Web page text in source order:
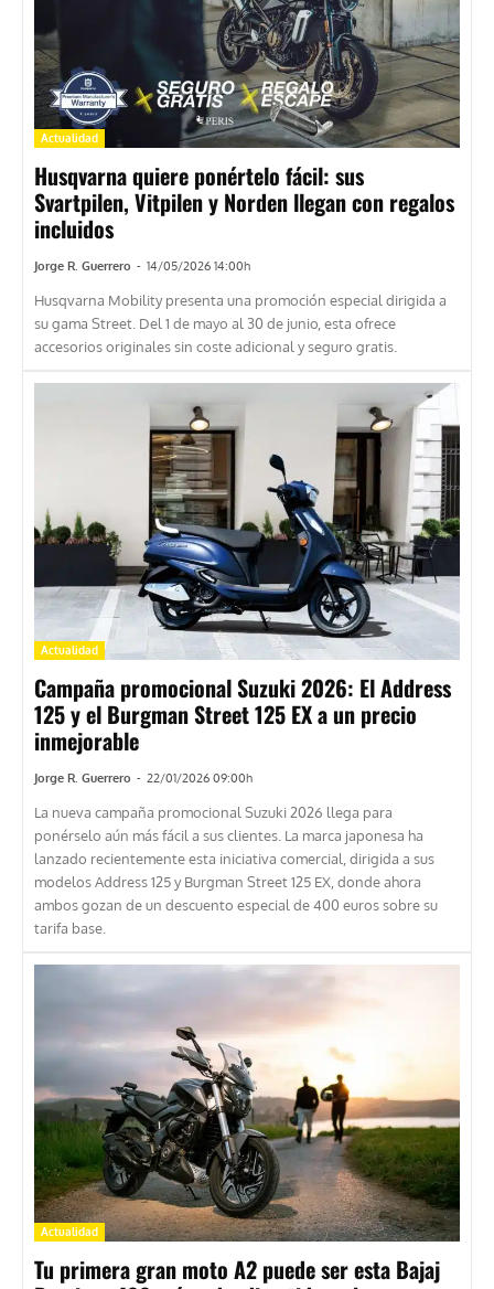
Actualidad
Husqvarna quiere ponértelo fácil: sus
Svartpilen, Vitpilen y Norden llegan con regalos
incluidos
Jorge R. Guerrero - 14/05/2026 14:00h
Husqvarna Mobility presenta una promoción especial dirigida a
su gama Street. Del 1 de mayo al 30 de junio, esta ofrece
accesorios originales sin coste adicional y seguro gratis.
Actualidad
Campaña promocional Suzuki 2026: El Address
125 y el Burgman Street 125 EX a un precio
inmejorable
Jorge R. Guerrero - 22/01/2026 09:00h
La nueva campaña promocional Suzuki 2026 llega para
ponérselo aún más fácil a sus clientes. La marca japonesa ha
lanzado recientemente esta iniciativa comercial, dirigida a sus
modelos Address 125 y Burgman Street 125 EX, donde ahora
ambos gozan de un descuento especial de 400 euros sobre su
tarifa base.
Actualidad
Tu primera gran moto A2 puede ser esta Bajaj